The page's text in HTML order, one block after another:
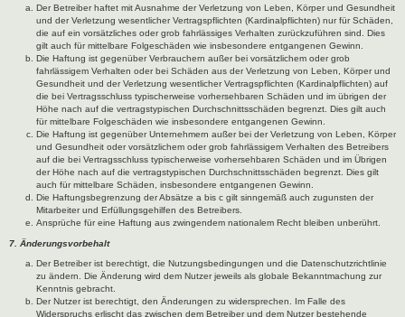
Der Betreiber haftet mit Ausnahme der Verletzung von Leben, Körper und Gesundheit
und der Verletzung wesentlicher Vertragspflichten (Kardinalpflichten) nur für Schäden,
die auf ein vorsätzliches oder grob fahrlässiges Verhalten zurückzuführen sind. Dies
gilt auch für mittelbare Folgeschäden wie insbesondere entgangenen Gewinn.
Die Haftung ist gegenüber Verbrauchern außer bei vorsätzlichem oder grob
fahrlässigem Verhalten oder bei Schäden aus der Verletzung von Leben, Körper und
Gesundheit und der Verletzung wesentlicher Vertragspflichten (Kardinalpflichten) auf
die bei Vertragsschluss typischerweise vorhersehbaren Schäden und im übrigen der
Höhe nach auf die vertragstypischen Durchschnittsschäden begrenzt. Dies gilt auch
für mittelbare Folgeschäden wie insbesondere entgangenen Gewinn.
Die Haftung ist gegenüber Unternehmern außer bei der Verletzung von Leben, Körper
und Gesundheit oder vorsätzlichem oder grob fahrlässigem Verhalten des Betreibers
auf die bei Vertragsschluss typischerweise vorhersehbaren Schäden und im Übrigen
der Höhe nach auf die vertragstypischen Durchschnittsschäden begrenzt. Dies gilt
auch für mittelbare Schäden, insbesondere entgangenen Gewinn.
Die Haftungsbegrenzung der Absätze a bis c gilt sinngemäß auch zugunsten der
Mitarbeiter und Erfüllungsgehilfen des Betreibers.
Ansprüche für eine Haftung aus zwingendem nationalem Recht bleiben unberührt.
7. Änderungsvorbehalt
Der Betreiber ist berechtigt, die Nutzungsbedingungen und die Datenschutzrichtlinie
zu ändern. Die Änderung wird dem Nutzer jeweils als globale Bekanntmachung zur
Kenntnis gebracht.
Der Nutzer ist berechtigt, den Änderungen zu widersprechen. Im Falle des
Widerspruchs erlischt das zwischen dem Betreiber und dem Nutzer bestehende